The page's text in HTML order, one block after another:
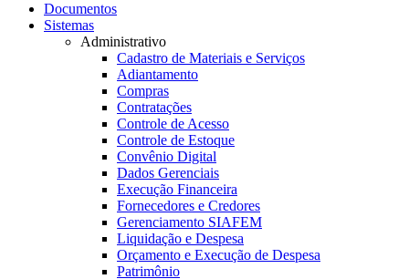
Documentos
Sistemas
Administrativo
Cadastro de Materiais e Serviços
Adiantamento
Compras
Contratações
Controle de Acesso
Controle de Estoque
Convênio Digital
Dados Gerenciais
Execução Financeira
Fornecedores e Credores
Gerenciamento SIAFEM
Liquidação e Despesa
Orçamento e Execução de Despesa
Patrimônio